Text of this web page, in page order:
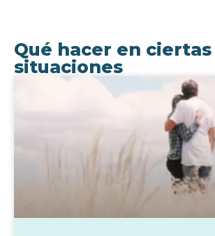
Qué hacer en ciertas
situaciones